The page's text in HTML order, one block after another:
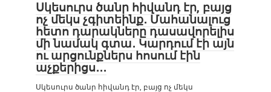
Սկեսուրս ծանր հիվանդ էր, բայց
ոչ մեկս չգիտեինք․ Մահանալուց
հետո դարակները դասավորելիս
մի նամակ գտա․ Կարդում էի այն
ու արցունքներս հոսում էին
աչքերիցս․․․
Սկեսուրս ծանր հիվանդ էր, բայց ոչ մեկս